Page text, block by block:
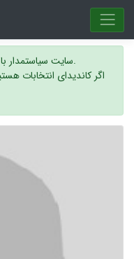
سایت سیاستمدار با روزانه چندصدهزار بازدید رسانه شماست.
اگر کاندیدای انتخابات